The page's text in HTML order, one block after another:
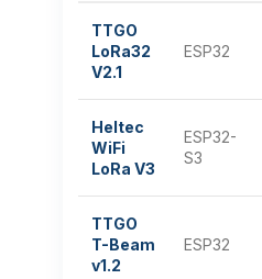
TTGO
LoRa32
V2.1
ESP32
Heltec
WiFi
LoRa V3
ESP32-
S3
TTGO
T-Beam
v1.2
ESP32